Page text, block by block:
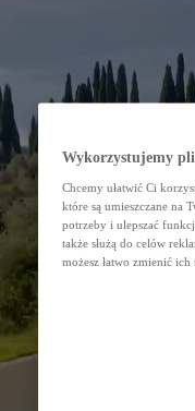
Wykorzystujemy
Chcemy ułatwić Ci
które są umieszczane na
potrzeby i ulepszać
także służą do celów
możesz łatwo zmienić